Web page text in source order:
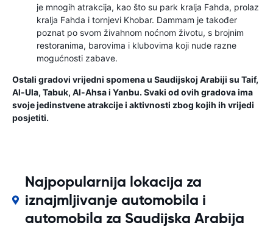
je mnogih atrakcija, kao što su park kralja Fahda, prolaz
kralja Fahda i tornjevi Khobar. Dammam je također
poznat po svom živahnom noćnom životu, s brojnim
restoranima, barovima i klubovima koji nude razne
mogućnosti zabave.
Ostali gradovi vrijedni spomena u Saudijskoj Arabiji su Taif,
Al-Ula, Tabuk, Al-Ahsa i Yanbu. Svaki od ovih gradova ima
svoje jedinstvene atrakcije i aktivnosti zbog kojih ih vrijedi
posjetiti.
Najpopularnija lokacija za
iznajmljivanje automobila i
automobila za Saudijska Arabija